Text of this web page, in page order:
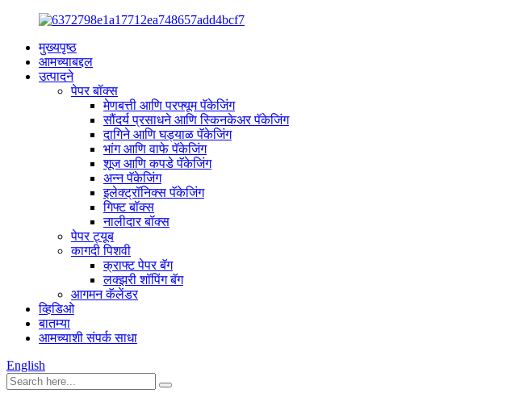
मुख्यपृष्ठ
आमच्याबद्दल
उत्पादने
पेपर बॉक्स
मेणबत्ती आणि परफ्यूम पॅकेजिंग
सौंदर्य प्रसाधने आणि स्किनकेअर पॅकेजिंग
दागिने आणि घड्याळ पॅकेजिंग
भांग आणि वाफे पॅकेजिंग
शूज आणि कपडे पॅकेजिंग
अन्न पॅकेजिंग
इलेक्ट्रॉनिक्स पॅकेजिंग
गिफ्ट बॉक्स
नालीदार बॉक्स
पेपर ट्यूब
कागदी पिशवी
क्राफ्ट पेपर बॅग
लक्झरी शॉपिंग बॅग
आगमन कॅलेंडर
व्हिडिओ
बातम्या
आमच्याशी संपर्क साधा
English